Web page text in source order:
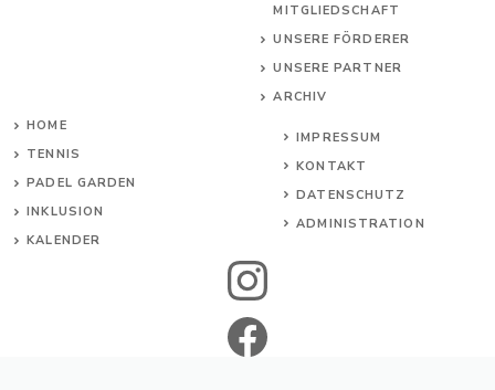
MITGLIEDSCHAFT
UNSERE FÖRDERER
UNSERE PARTNER
ARCHIV
HOME
TENNIS
PADEL GARDEN
INKLUSION
KALENDER
IMPRESSUM
KONTAKT
DATENSCHUTZ
ADMINISTRATION